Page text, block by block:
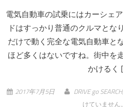
電気自動車の試乗にはカーシェ
ドはすっかり普通のクルマとな
だけで動く完全な電気自動車と
ほど多くはないですね。街中を
かけるく
2017年7月5日 DRIVE go
けていません。